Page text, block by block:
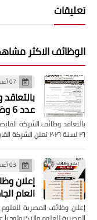
تعليقات
الوظائف الاكثر
07 أغسطس 2026
عدد 6 وظائف خالية
٢٦ لسنة ٢٠٢٦ تعلن الشركة القابضة لمصر للطي…
03 أغسطس 2026
العام